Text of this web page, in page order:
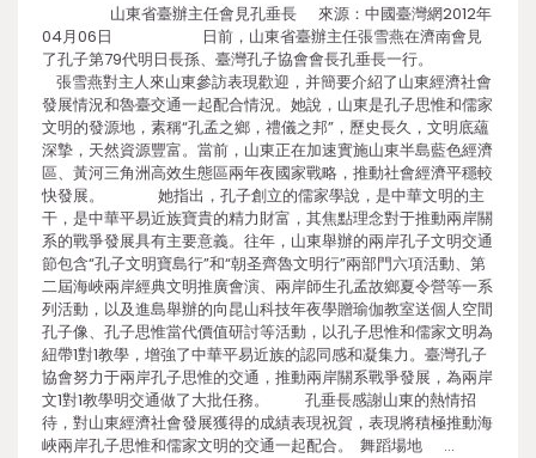
山東省臺辦主任會見孔垂長 來源：中國臺灣網2012年
04月06日 日前，山東省臺辦主任張雪燕在濟南會見
了孔子第79代明日長孫、臺灣孔子協會會長孔垂長一行。
張雪燕對主人來山東參訪表現歡迎，并簡要介紹了山東經濟社會
發展情況和魯臺交通一起配合情況。她說，山東是孔子思惟和儒家
文明的發源地，素稱“孔孟之鄉，禮儀之邦”，歷史長久，文明底蘊
深摯，天然資源豐富。當前，山東正在加速實施山東半島藍色經濟
區、黃河三角洲高效生態區兩年夜國家戰略，推動社會經濟平穩較
快發展。 她指出，孔子創立的儒家學說，是中華文明的主
干，是中華平易近族寶貴的精力財富，其焦點理念對于推動兩岸關
系的戰爭發展具有主要意義。往年，山東舉辦的兩岸孔子文明交通
節包含“孔子文明寶島行”和“朝圣齊魯文明行”兩部門六項活動、第
二屆海峽兩岸經典文明推廣會演、兩岸師生孔孟故鄉夏令營等一系
列活動，以及進島舉辦的向昆山科技年夜學贈瑜伽教室送個人空間
孔子像、孔子思惟當代價值研討等活動，以孔子思惟和儒家文明為
紐帶1對1教學，增強了中華平易近族的認同感和凝集力。臺灣孔子
協會努力于兩岸孔子思惟的交通，推動兩岸關系戰爭發展，為兩岸
文1對1教學明交通做了大批任務。 孔垂長感謝山東的熱情招
待，對山東經濟社會發展獲得的成績表現祝賀，表現將積極推動海
峽兩岸孔子思惟和儒家文明的交通一起配合。 舞蹈場地 …